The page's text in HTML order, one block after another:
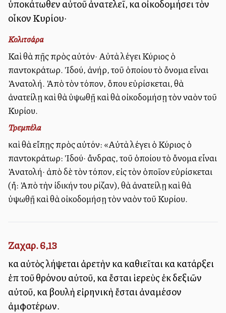
ὑποκάτωθεν αὐτοῦ ἀνατελεῖ, καὶ οἰκοδομήσει τὸν
οἶκον Κυρίου·
Κολιτσάρα
Καὶ θὰ πῇς πρὸς αὐτόν· Αὐτὰ λέγει Κύριος ὁ
παντοκράτωρ. Ἰδού, ἀνήρ, τοῦ ὁποίου τὸ ὄνομα εἶναι
Ἀνατολή. Ἀπὸ τὸν τόπον, ὅπου εὑρίσκεται, θὰ
ἀνατείλῃ καὶ θὰ ὑψωθῇ καὶ θὰ οἰκοδομήσῃ τὸν ναὸν τοῦ
Κυρίου.
Τρεμπέλα
καὶ θὰ εἴπῃς πρὸς αὐτόν: «Αὐτὰ λέγει ὁ Κύριος ὁ
παντοκράτωρ: Ἰδού· ἄνδρας, τοῦ ὁποίου τὸ ὄνομα εἶναι
Ἀνατολή· ἀπὸ δὲ τὸν τόπον, εἰς τὸν ὁποῖον εὑρίσκεται
(ἤ: Ἀπὸ τὴν ἰδικήν του ρίζαν), θὰ ἀνατείλῃ καὶ θὰ
ὑψωθῇ καὶ θὰ οἰκοδομήσῃ τὸν ναὸν τοῦ Κυρίου.
Ζαχαρ. 6,13
καὶ αὐτὸς λήψεται ἀρετὴν καὶ καθιεῖται καὶ κατάρξει
ἐπὶ τοῦ θρόνου αὐτοῦ, καὶ ἔσται ἱερεὺς ἐκ δεξιῶν
αὐτοῦ, καὶ βουλὴ εἰρηνικὴ ἔσται ἀναμέσον
ἀμφοτέρων.